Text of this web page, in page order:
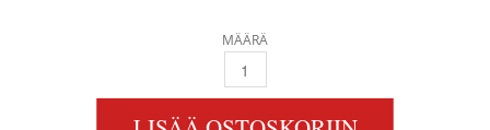
MÄÄRÄ
VETUS SULAKEPIDIN ZEHC100 QUANTITY